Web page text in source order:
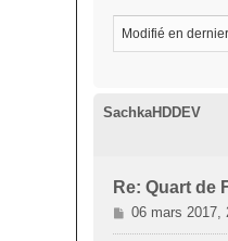
g
e
Modifié en
SachkaHDDEV
Re: Quart de
M
e
06 mars 2017,